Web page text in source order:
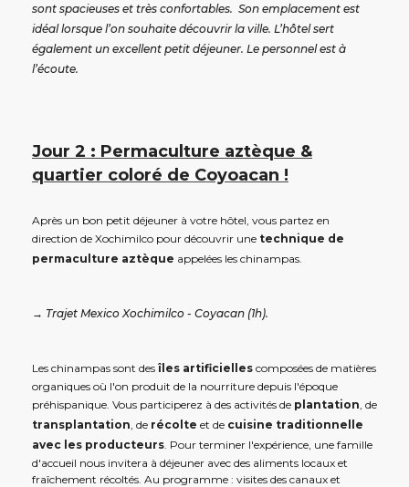
sont spacieuses et très confortables. Son emplacement est
idéal lorsque l’on souhaite découvrir la ville. L’hôtel sert
également un excellent petit déjeuner. Le personnel est à
l’écoute.
Jour 2 : Permaculture aztèque &
quartier coloré de Coyoacan !
Après un bon petit déjeuner à votre hôtel, vous partez en
direction de Xochimilco pour découvrir une technique de
permaculture aztèque appelées les chinampas.
→ Trajet Mexico Xochimilco - Coyacan (1h).
Les chinampas sont des îles artificielles composées de matières
organiques où l'on produit de la nourriture depuis l'époque
préhispanique. Vous participerez à des activités de plantation , de
transplantation , de récolte et de cuisine traditionnelle
avec les producteurs . Pour terminer l'expérience, une famille
d'accueil nous invitera à déjeuner avec des aliments locaux et
fraîchement récoltés. Au programme : visites des canaux et